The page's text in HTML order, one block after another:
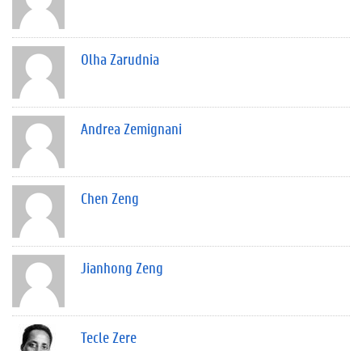
Olha Zarudnia
Andrea Zemignani
Chen Zeng
Jianhong Zeng
Tecle Zere